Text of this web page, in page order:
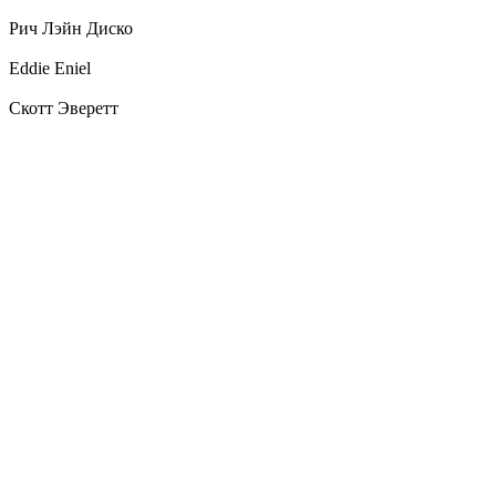
Рич Лэйн Диско
Eddie Eniel
Скотт Эверетт